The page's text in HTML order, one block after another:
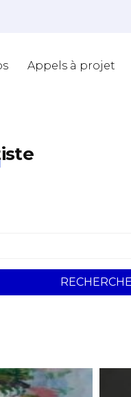
Appels à projet
RECHERCHE